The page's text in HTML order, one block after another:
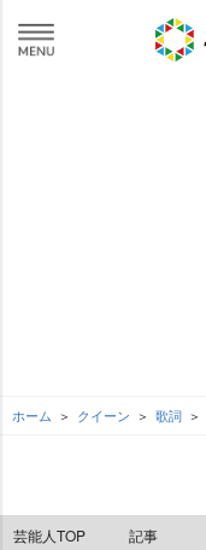
ホーム クイーン 歌詞
芸能人TOP 記事